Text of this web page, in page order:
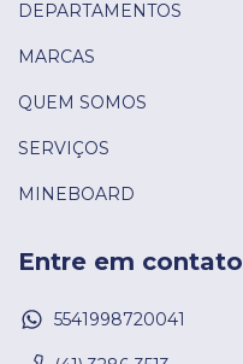
DEPARTAMENTOS
MARCAS
QUEM SOMOS
SERVIÇOS
MINEBOARD
Entre em contato
5541998720041